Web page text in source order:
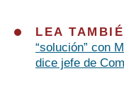
LEA
“solución” con
dice jefe de